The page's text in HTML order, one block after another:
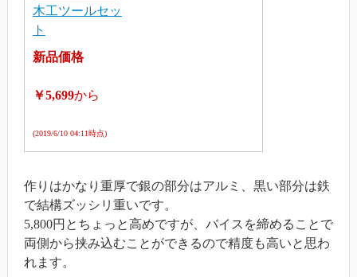
木工ツールセッ
ト
新品価格
￥5,699から
(2019/6/10 04:11時点)
作りはかなり重厚で銀の部分はアルミ、黒い部分は鉄
で結構ズッシリ重いです。
5,800円とちょっと高めですが、バイスを締めることで
両側から挟み込むことができるので精度も高いと思わ
れます。